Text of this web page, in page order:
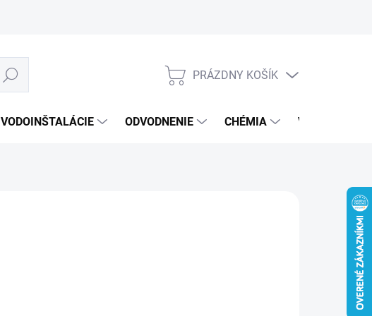
Hľadať
NÁKUPNÝ
PRÁZDNY KOŠÍK
VODOINŠTALÁCIE ODVODNENIE CHÉMIA VEREJNÝ